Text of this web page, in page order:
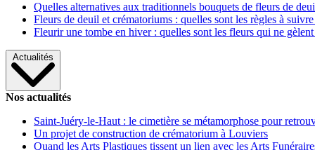
Quelles alternatives aux traditionnels bouquets de fleurs de
Fleurs de deuil et crématoriums : quelles sont les règles à
Fleurir une tombe en hiver : quelles sont les fleurs qui ne gèlent
Actualités
Nos actualités
Saint-Juéry-le-Haut : le cimetière se métamorphose pour
Un projet de construction de crématorium à Louviers
Quand les Arts Plastiques tissent un lien avec les Arts